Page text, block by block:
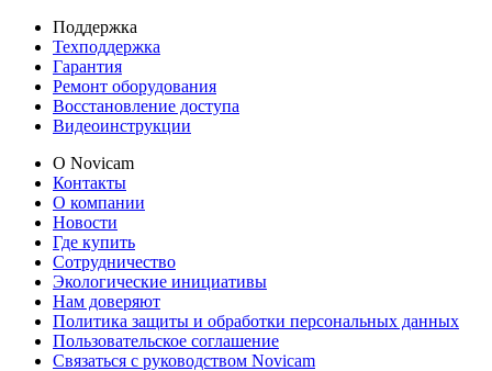
Поддержка
Техподдержка
Гарантия
Ремонт оборудования
Восстановление доступа
Видеоинструкции
О Novicam
Контакты
О компании
Новости
Где купить
Сотрудничество
Экологические инициативы
Нам доверяют
Политика защиты и обработки персональных данных
Пользовательское соглашение
Связаться с руководством Novicam